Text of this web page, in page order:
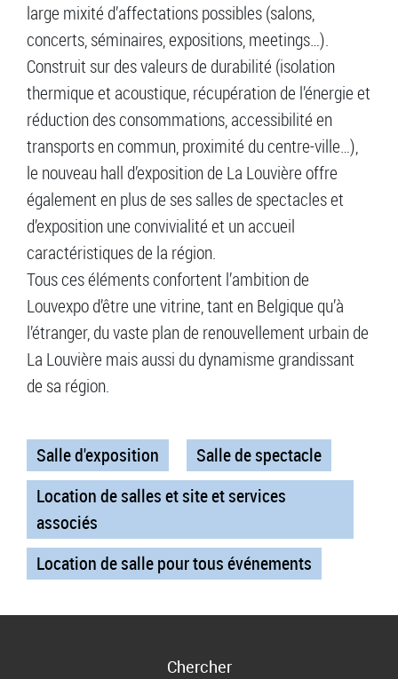
large mixité d’affectations possibles (salons,
concerts, séminaires, expositions, meetings…).
Construit sur des valeurs de durabilité (isolation
thermique et acoustique, récupération de l’énergie et
réduction des consommations, accessibilité en
transports en commun, proximité du centre-ville…),
le nouveau hall d’exposition de La Louvière offre
également en plus de ses salles de spectacles et
d’exposition une convivialité et un accueil
caractéristiques de la région.
Tous ces éléments confortent l’ambition de
Louvexpo d’être une vitrine, tant en Belgique qu’à
l’étranger, du vaste plan de renouvellement urbain de
La Louvière mais aussi du dynamisme grandissant
de sa région.
Salle d'exposition
Salle de spectacle
Location de salles et site et services
associés
Location de salle pour tous événements
Chercher